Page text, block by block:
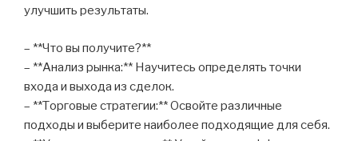
улучшить результаты.
– **Что вы получите?**
– **Анализ рынка:** Научитесь определять точки
входа и выхода из сделок.
– **Торговые стратегии:** Освойте различные
подходы и выберите наиболее подходящие для себя.